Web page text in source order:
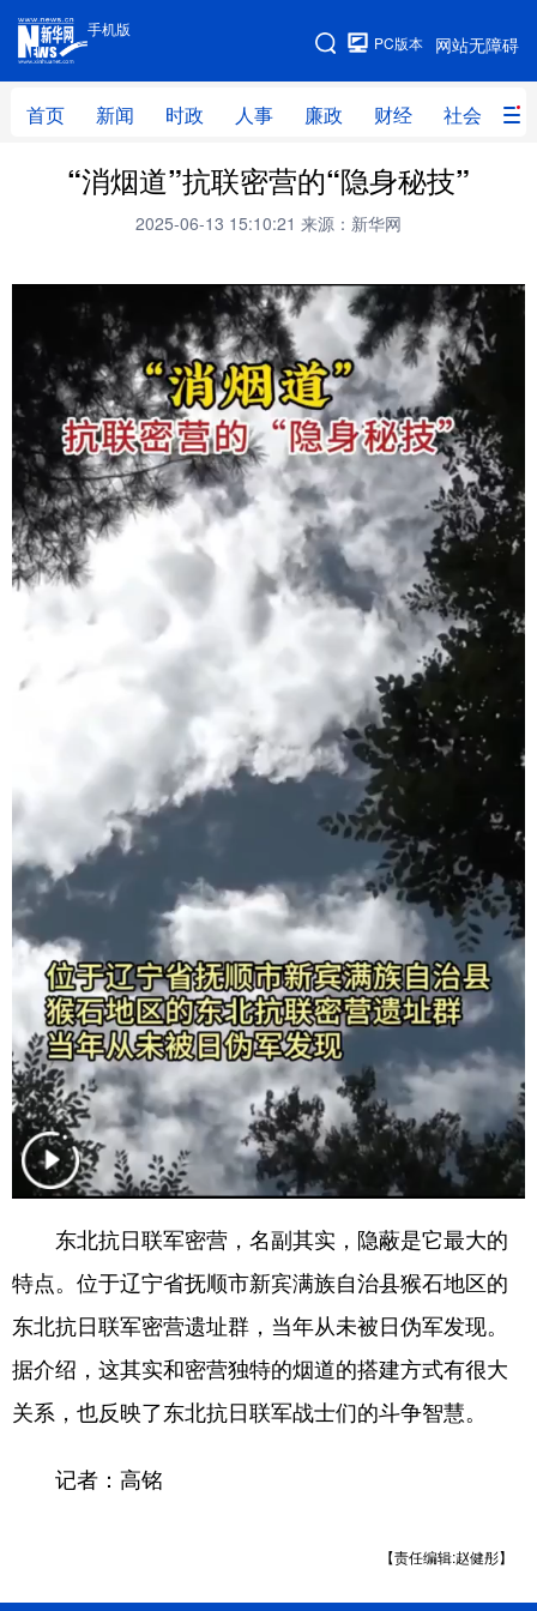
手机版
网站无障碍
PC版本
首页 新闻 时政 人事 廉政 财经 社会 科
手机版
网站地图
首页 新闻 时政 人事
财经 社会
文化 教育 健康 旅游
视频 直播 无人机
地方频道
北京 天津 河北 山西
辽宁 吉林 上海 江苏
浙江 福建 江西
山东 湖南
广东 海南 重庆
云南 西藏
陕西 甘肃 青海
黑龙江
多语种频道
English Español Français عربى
Русский язык 日本語 한국어
Deutsch Português
“消烟道”抗联密营的“隐身秘技”
2025-06-13 15:10:21 来源：新华网
东北抗日联军密营，名副其实，隐蔽是它最大的
特点。位于辽宁省抚顺市新宾满族自治县猴石地区的
东北抗日联军密营遗址群，当年从未被日伪军发现。
据介绍，这其实和密营独特的烟道的搭建方式有很大
关系，也反映了东北抗日联军战士们的斗争智慧。
记者：高铭
【责任编辑:赵健彤】